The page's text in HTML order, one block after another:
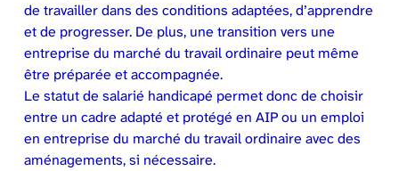
de travailler dans des conditions adaptées, d’apprendre
et de progresser. De plus, une transition vers une
entreprise du marché du travail ordinaire peut même
être préparée et accompagnée.
Le statut de salarié handicapé permet donc de choisir
entre un cadre adapté et protégé en AIP ou un emploi
en entreprise du marché du travail ordinaire avec des
aménagements, si nécessaire.